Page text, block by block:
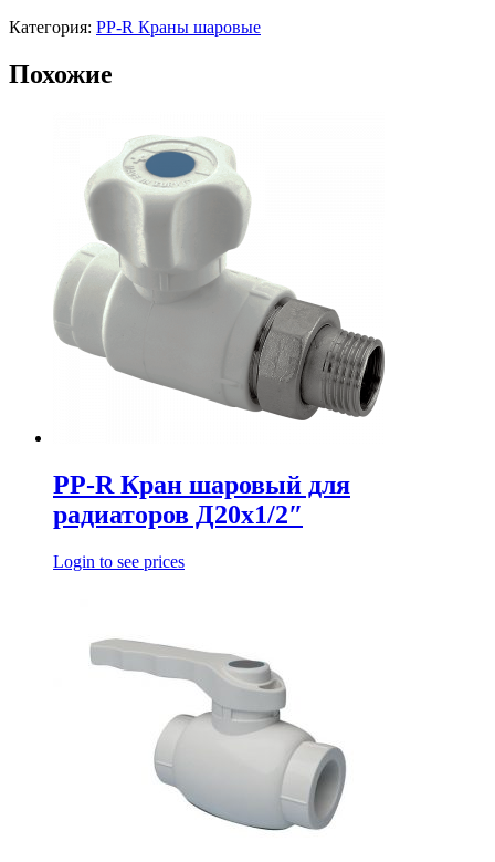
Категория: PP-R Краны шаровые
Похожие
PP-R Кран шаровый для
радиаторов Д20х1/2″
Login to see prices